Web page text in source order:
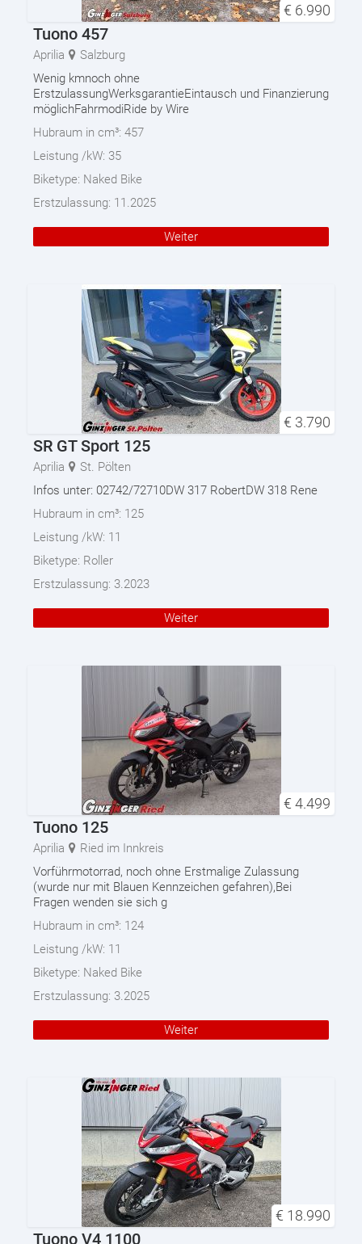
€ 6.990
Tuono 457
Aprilia
Salzburg
Wenig kmnoch ohne
ErstzulassungWerksgarantieEintausch und Finanzierung
möglichFahrmodiRide by Wire
Hubraum in cm³: 457
Leistung /kW: 35
Biketype: Naked Bike
Erstzulassung: 11.2025
Weiter
€ 3.790
SR GT Sport 125
Aprilia
St. Pölten
Infos unter: 02742/72710DW 317 RobertDW 318 Rene
Hubraum in cm³: 125
Leistung /kW: 11
Biketype: Roller
Erstzulassung: 3.2023
Weiter
€ 4.499
Tuono 125
Aprilia
Ried im Innkreis
Vorführmotorrad, noch ohne Erstmalige Zulassung
(wurde nur mit Blauen Kennzeichen gefahren),Bei
Fragen wenden sie sich g
Hubraum in cm³: 124
Leistung /kW: 11
Biketype: Naked Bike
Erstzulassung: 3.2025
Weiter
€ 18.990
Tuono V4 1100